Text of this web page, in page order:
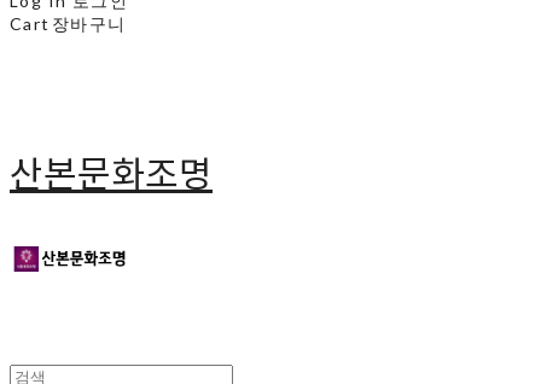
Cart 장바구니
산본문화조명